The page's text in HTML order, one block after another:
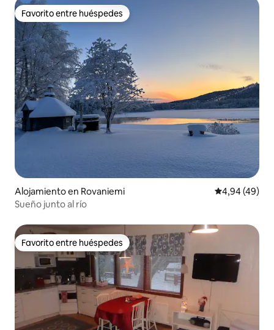
Favorito entre huéspedes
Favorito entre huéspedes
Alojamiento en Rovaniemi Calificación
4,94 (49)
Sueño junto al río
Favorito entre huéspedes
Favorito entre huéspedes